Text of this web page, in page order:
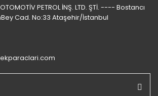
PETROL İNŞ. LTD. ŞTİ. ---- Bostancı
Cad. No:33 Ataşehir/İstanbul